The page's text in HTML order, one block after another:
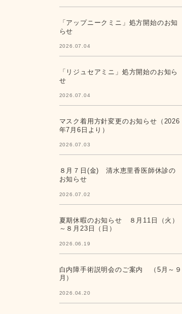
「アップニークミニ」処方開始のお知
らせ
2026.07.04
「リジュセアミニ」処方開始のお知ら
せ
2026.07.04
マスク着用方針変更のお知らせ（2026
年7月6日より）
2026.07.03
８月７日(金) 清水恵里香医師休診の
お知らせ
2026.07.02
夏期休暇のお知らせ ８月11日（火）
～８月23日（日）
2026.06.19
白内障手術説明会のご案内 （5月～９
月）
2026.04.20